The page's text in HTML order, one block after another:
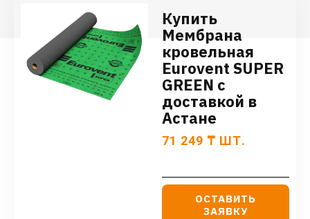
Купить
Мембрана
кровельная
Eurovent SUPER
GREEN с
доставкой в
Астане
71 249 ₸ ШТ.
ОСТАВИТЬ
ЗАЯВКУ